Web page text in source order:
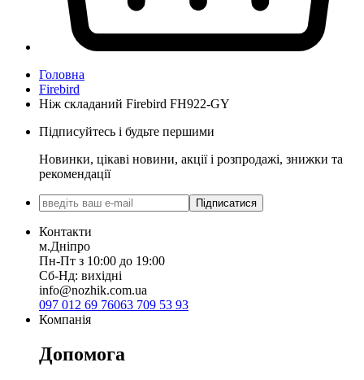
Головна
Firebird
Ніж складаний Firebird FH922-GY
Підписуйтесь і будьте першими
Новинки, цікаві новини, акції і розпродажі, знижки та
рекомендації
Підписатися
Контакти
м.Дніпро
Пн-Пт з 10:00 до 19:00
Сб-Нд: вихідні
info@nozhik.com.ua
097 012 69 76063 709 53 93
Компанія
Допомога